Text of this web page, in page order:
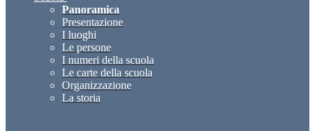
Panoramica
Presentazione
I luoghi
Le persone
I numeri della scuola
Le carte della scuola
Organizzazione
La storia